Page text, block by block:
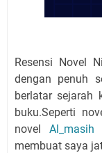
Resensi Novel
dengan penuh
berlatar sejarah
buku.Seperti
novel Al_masih
membuat saya